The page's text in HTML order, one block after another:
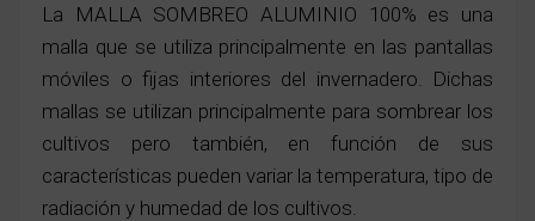
La MALLA SOMBREO ALUMINIO 100% es una
malla que se utiliza principalmente en las pantallas
móviles o fijas interiores del invernadero. Dichas
mallas se utilizan principalmente para sombrear los
cultivos pero también, en función de sus
características pueden variar la temperatura, tipo de
radiación y humedad de los cultivos.